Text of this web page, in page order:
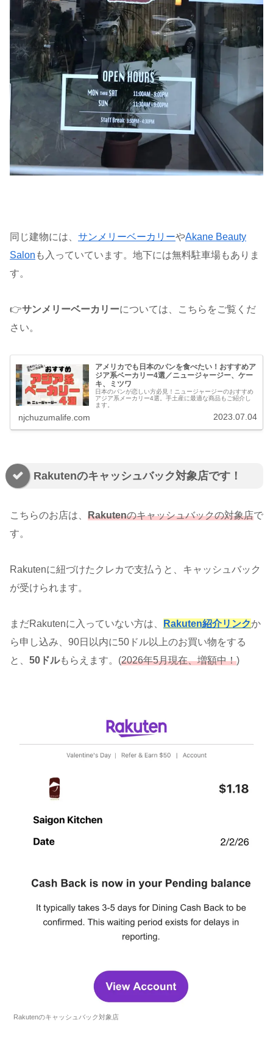
同じ建物には、 サンメリーベーカリーやAkane Beauty
Salon も入っていています。地下には無料駐車場もありま
す。
👉サンメリーベーカリーについては、こちらをご覧くだ
さい。
アメリカでも日本のパンを食べたい！おすすめア
ジア系ベーカリー4選／ニュージャージー、ケー
キ、ミツワ
日本のパンが恋しい方必見！ニュージャージーのおすすめ
アジア系メーカリー4選。手土産に最適な商品もご紹介し
ます。
njchuzumalife.com 2023.07.04
Rakutenのキャッシュバック対象店です！
こちらのお店は、 Rakutenのキャッシュバックの対象店で
す。
Rakutenに紐づけたクレカで支払うと、キャッシュバック
が受けられます。
まだRakutenに入っていない方は、 Rakuten紹介リンクか
ら申し込み、 90日以内に50ドル以上のお買い物をする
と、 50ドルもらえます。(2026年5月現在、増額中！)
Rakutenのキャッシュバック対象店